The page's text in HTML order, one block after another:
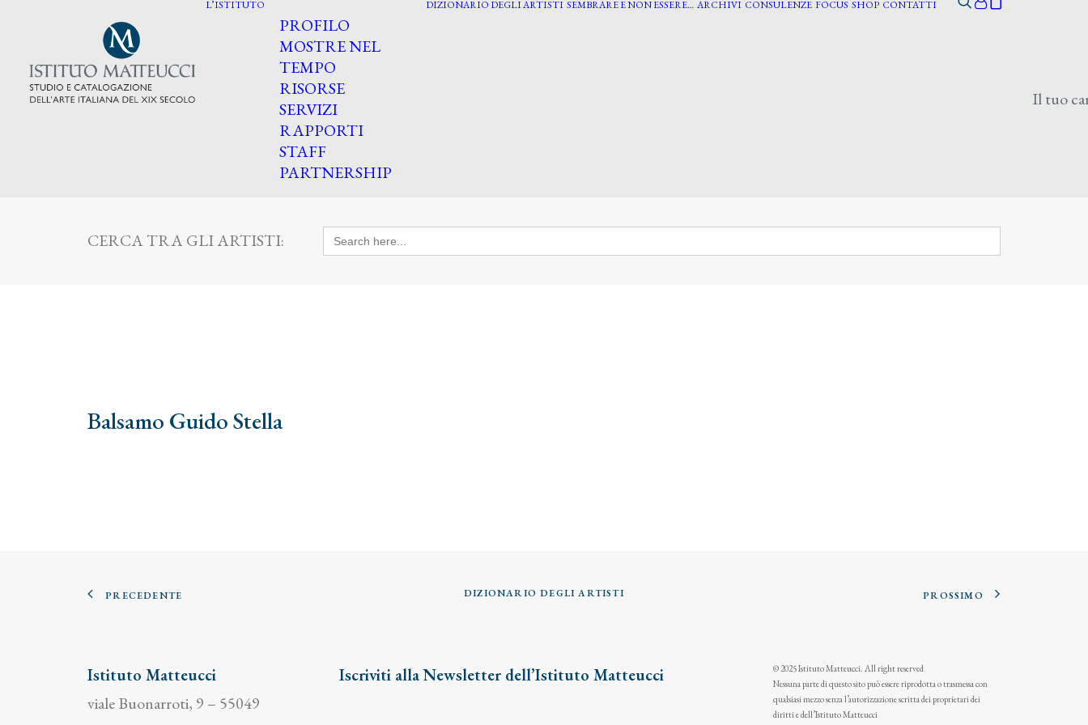
L’ISTITUTO
PROFILO
MOSTRE NEL
TEMPO
RISORSE
SERVIZI
RAPPORTI
STAFF
PARTNERSHIP
DIZIONARIO DEGLI ARTISTI SEMBRARE E NON ESSERE… ARCHIVI CONSULENZE FOCUS SHOP CONTATTI
Il tuo
CERCA TRA GLI ARTISTI: Search
for:
Balsamo Guido Stella
PRECEDENTE DIZIONARIO DEGLI ARTISTI PROSSIMO
Istituto Matteucci
viale Buonarroti, 9 – 55049
Iscriviti alla Newsletter dell’Istituto Matteucci
© 2025 Istituto Matteucci. All right reserved
Nessuna parte di questo sito può essere riprodotta o trasmessa con
qualsiasi mezzo senza l’autorizzazione scritta dei proprietari dei
diritti e dell’Istituto Matteucci